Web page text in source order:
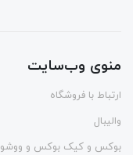
منوی وب‌سایت
ارتباط با فروشگاه
والیبال
بوکس و کیک بوکس و ووشو